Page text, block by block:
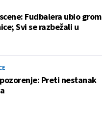
Fudbalera ubio grom
Svi se razbežali u
Preti nestanak